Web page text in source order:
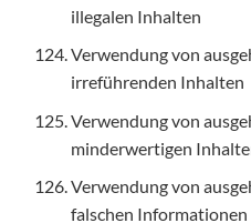
illegalen Inhalten
Verwendung von
irreführenden Inhalten
Verwendung von
minderwertigen
Verwendung von
falschen Informationen